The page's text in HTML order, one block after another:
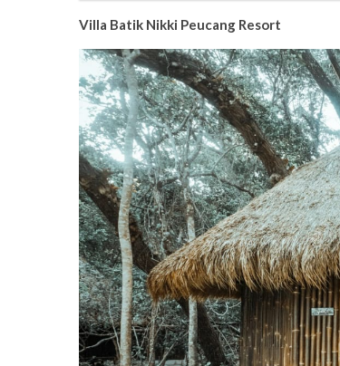
Villa Batik Nikki Peucang Resort